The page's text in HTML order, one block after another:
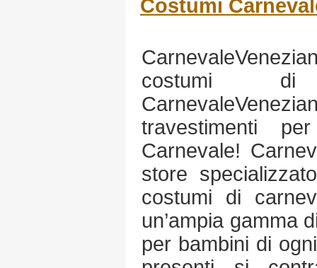
Costumi
costumi
travestimenti
Carnevale!
store
costumi di
un’ampia gamma
per bambini di